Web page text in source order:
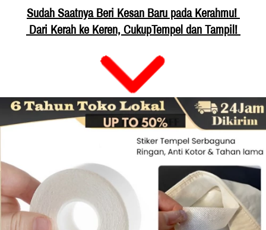
Sudah Saatnya Beri Kesan Baru pada Kerahmu!
Dari Kerah ke Keren, CukupTempel dan Tampil!